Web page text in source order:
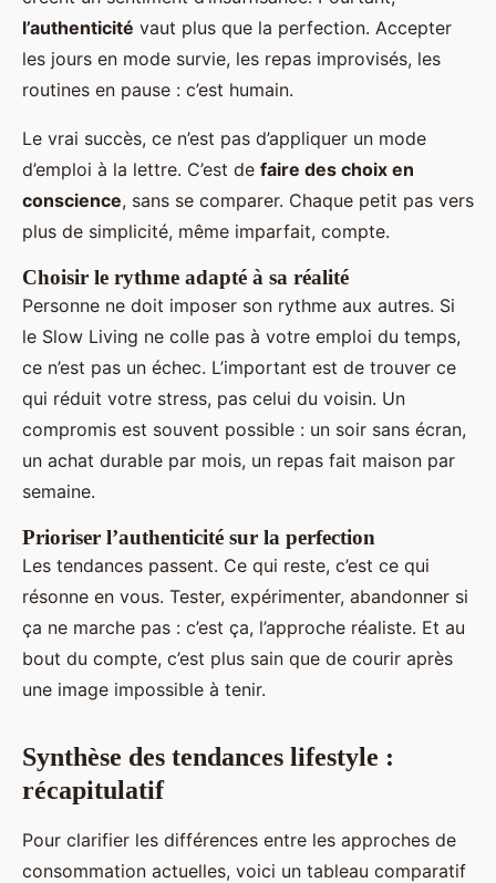
l’authenticité vaut plus que la perfection. Accepter
les jours en mode survie, les repas improvisés, les
routines en pause : c’est humain.
Le vrai succès, ce n’est pas d’appliquer un mode
d’emploi à la lettre. C’est de faire des choix en
conscience, sans se comparer. Chaque petit pas vers
plus de simplicité, même imparfait, compte.
Choisir le rythme adapté à sa réalité
Personne ne doit imposer son rythme aux autres. Si
le Slow Living ne colle pas à votre emploi du temps,
ce n’est pas un échec. L’important est de trouver ce
qui réduit votre stress, pas celui du voisin. Un
compromis est souvent possible : un soir sans écran,
un achat durable par mois, un repas fait maison par
semaine.
Prioriser l’authenticité sur la perfection
Les tendances passent. Ce qui reste, c’est ce qui
résonne en vous. Tester, expérimenter, abandonner si
ça ne marche pas : c’est ça, l’approche réaliste. Et au
bout du compte, c’est plus sain que de courir après
une image impossible à tenir.
Synthèse des tendances lifestyle :
récapitulatif
Pour clarifier les différences entre les approches de
consommation actuelles, voici un tableau comparatif